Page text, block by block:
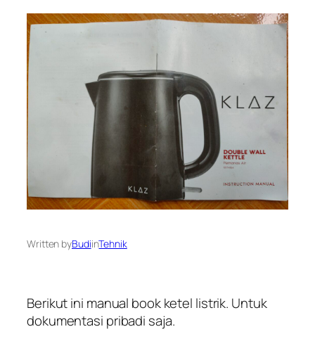
Written byBudiinTehnik
Berikut ini manual book ketel listrik. Untuk
dokumentasi pribadi saja.